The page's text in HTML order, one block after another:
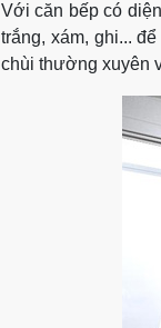
Với căn bếp có
trắng, xám, ghi...
chùi thường xuyên